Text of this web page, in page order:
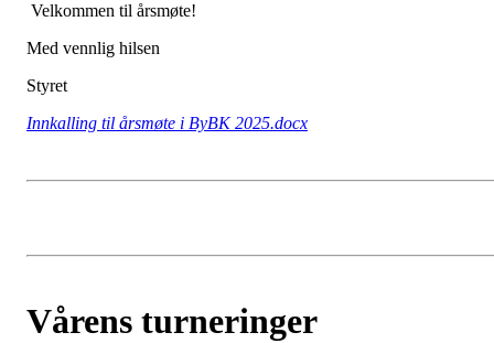
Velkommen til årsmøte!
Med vennlig hilsen
Styret
Innkalling til årsmøte i ByBK 2025.docx
Vårens turneringer